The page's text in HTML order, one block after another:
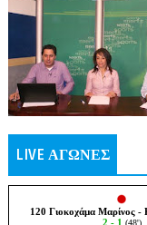
LIVE ΑΓΩΝΕΣ